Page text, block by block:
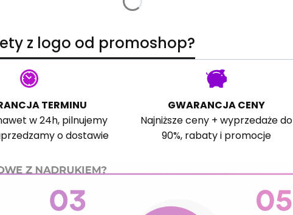
z logo od promoshop?
TERMINU
w 24h, pilnujemy
o dostawie
GWARANCJA CENY
Najniższe ceny + wyprzedaże do
90%, rabaty i promocje